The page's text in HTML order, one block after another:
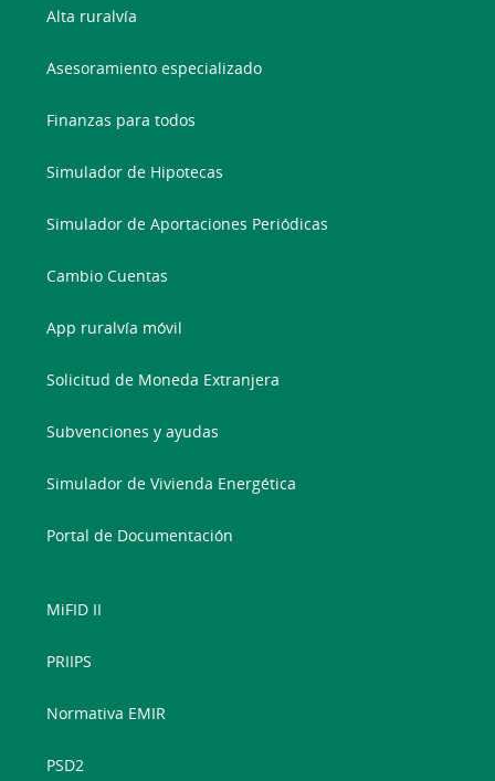
Alta ruralvía
Asesoramiento especializado
Finanzas para todos
Simulador de Hipotecas
Simulador de Aportaciones Periódicas
Cambio Cuentas
App ruralvía móvil
Solicitud de Moneda Extranjera
Subvenciones y ayudas
Simulador de Vivienda Energética
Portal de Documentación
MiFID II
PRIIPS
Normativa EMIR
PSD2